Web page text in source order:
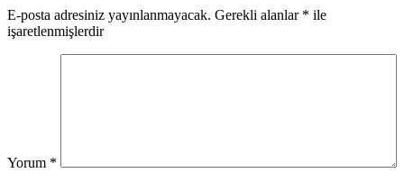
E-posta adresiniz yayınlanmayacak. Gerekli alanlar * ile
işaretlenmişlerdir
Yorum *